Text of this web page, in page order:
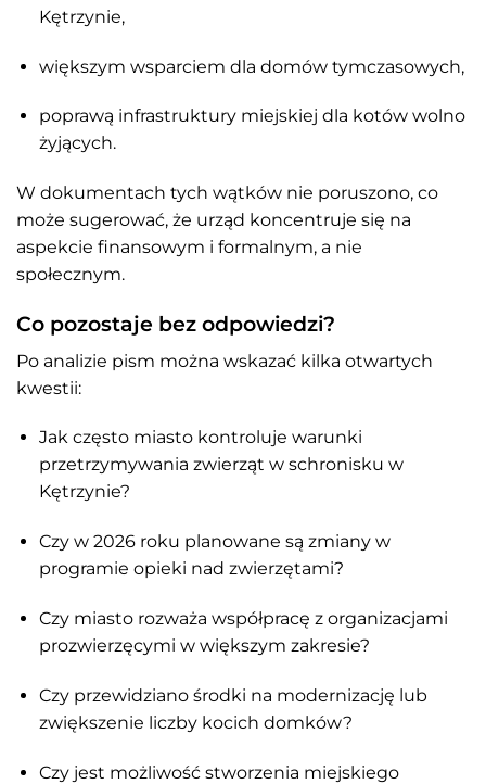
Kętrzynie,
większym wsparciem dla domów tymczasowych,
poprawą infrastruktury miejskiej dla kotów wolno
żyjących.
W dokumentach tych wątków nie poruszono, co
może sugerować, że urząd koncentruje się na
aspekcie finansowym i formalnym, a nie
społecznym.
Co pozostaje bez odpowiedzi?
Po analizie pism można wskazać kilka otwartych
kwestii:
Jak często miasto kontroluje warunki
przetrzymywania zwierząt w schronisku w
Kętrzynie?
Czy w 2026 roku planowane są zmiany w
programie opieki nad zwierzętami?
Czy miasto rozważa współpracę z organizacjami
prozwierzęcymi w większym zakresie?
Czy przewidziano środki na modernizację lub
zwiększenie liczby kocich domków?
Czy jest możliwość stworzenia miejskiego